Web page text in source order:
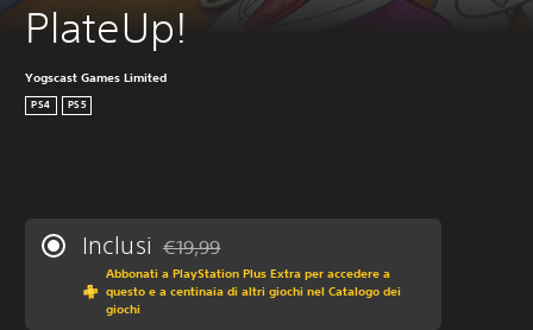
PlateUp!
Yogscast Games Limited
PS4 PS5
Inclusi Scontato dal prezzo originale di €19,99
€19,99
Abbonati a PlayStation Plus Extra per accedere a
questo e a centinaia di altri giochi nel Catalogo dei
giochi